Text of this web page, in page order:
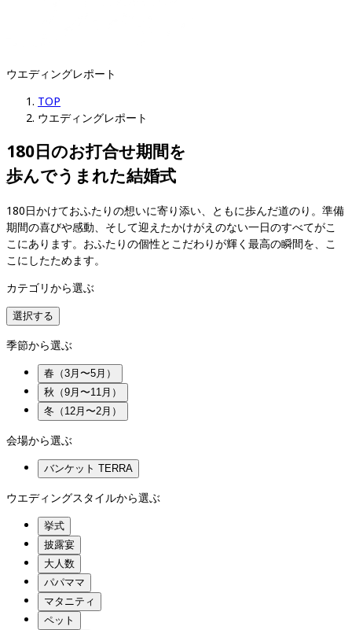
ウエディングレポート
TOP
ウエディングレポート
180日のお打合せ期間を
歩んでうまれた結婚式
180日かけておふたりの想いに寄り添い、ともに歩んだ道のり。準備
期間の喜びや感動、そして迎えたかけがえのない一日のすべてがこ
こにあります。おふたりの個性とこだわりが輝く最高の瞬間を、こ
こにしたためます。
カテゴリから選ぶ
選択する
季節から選ぶ
春（3月〜5月）
秋（9月〜11月）
冬（12月〜2月）
会場から選ぶ
バンケット TERRA
ウエディングスタイルから選ぶ
挙式
披露宴
大人数
パパママ
マタニティ
ペット